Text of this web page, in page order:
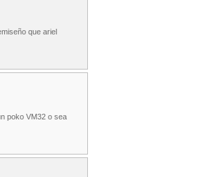
que ariel
poko VM32 o sea